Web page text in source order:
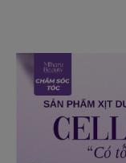
0799 33 86 88